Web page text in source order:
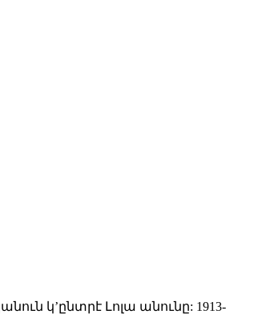
կ’ընտրէ Լոլա անունը: 1913-